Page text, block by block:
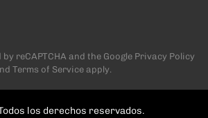
reCAPTCHA and the Google Privacy Policy
Terms of Service apply.
los derechos reservados.